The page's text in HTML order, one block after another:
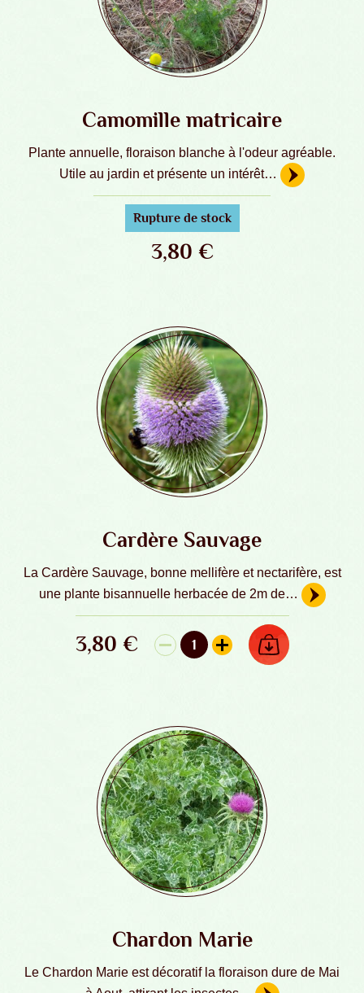
Camomille matricaire
Plante annuelle, floraison blanche à l'odeur agréable.
Utile au jardin et présente un intérêt…
Rupture de stock
3,80 €
Cardère Sauvage
La Cardère Sauvage, bonne mellifère et nectarifère, est
une plante bisannuelle herbacée de 2m de…
3,80 € 1
quantité de Cardère Sauvage - Graines
AJOUTER AU PANIER
Chardon Marie
Le Chardon Marie est décoratif la floraison dure de Mai